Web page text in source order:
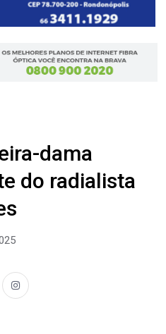
dama
do radialista